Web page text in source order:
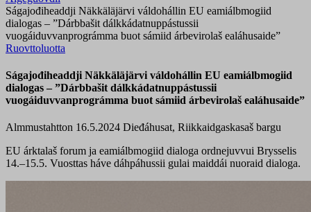
Ságajođiheaddji Näkkäläjärvi váldohállin EU eamiálbmogiid
dialogas – ”Dárbbašit dálkkádatnuppástussii
vuogáiduvvanprográmma buot sámiid árbevirolaš ealáhusaide”
Ruovttoluotta
Ságajođiheaddji Näkkäläjärvi váldohállin EU eamiálbmogiid
dialogas – ”Dárbbašit dálkkádatnuppástussii
vuogáiduvvanprográmma buot sámiid árbevirolaš ealáhusaide”
Almmustahtton 16.5.2024 Dieđáhusat, Riikkaidgaskasaš bargu
EU árktalaš forum ja eamiálbmogiid dialoga ordnejuvvui Brysselis
14.–15.5. Vuosttas háve dáhpáhussii gulai maiddái nuoraid dialoga.